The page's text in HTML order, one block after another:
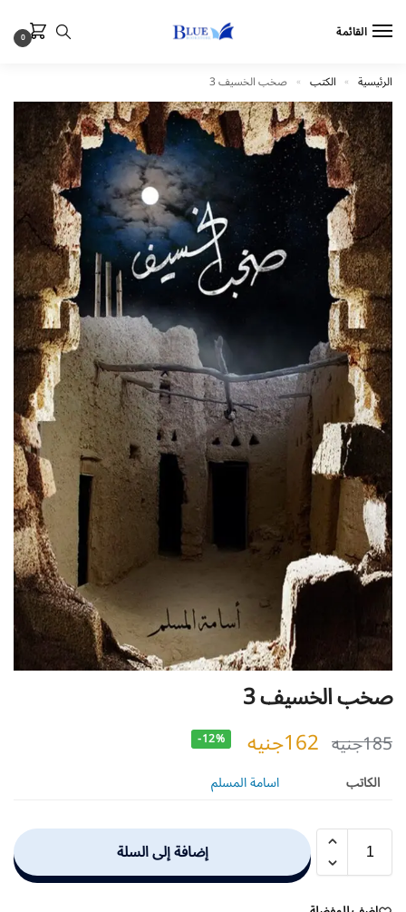
القائمة 0
الرئيسية » الكتب » صخب الخسيف 3
صخب الخسيف 3
185جنيه 162جنيه -12%
الكاتب اسامة المسلم
إضافة إلى السلة